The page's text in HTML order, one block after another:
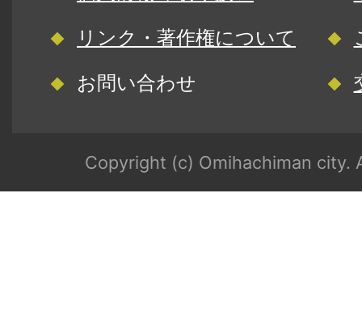
リンク・著作権について
お問い合わせ
Copyright (c) Omihachiman city.